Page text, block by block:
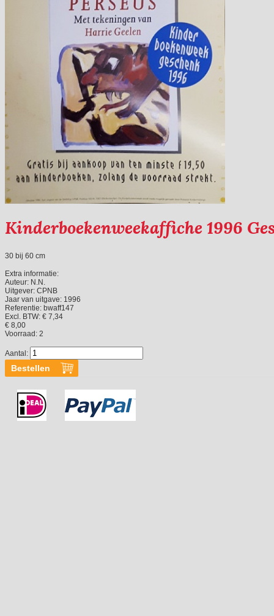
Kinderboekenweekaffiche 1996
30 bij 60 cm
Extra informatie:
Auteur: N.N.
Uitgever: CPNB
Jaar van uitgave: 1996
Referentie: bwaff147
Excl. BTW: € 7,34
€ 8,00
Voorraad: 2
Aantal: